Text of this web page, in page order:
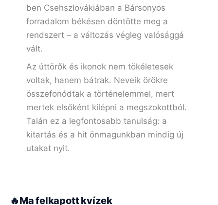
ben Csehszlovákiában a Bársonyos
forradalom békésen döntötte meg a
rendszert – a változás végleg valósággá
vált.
Az úttörők és ikonok nem tökéletesek
voltak, hanem bátrak. Neveik örökre
összefonódtak a történelemmel, mert
mertek elsőként kilépni a megszokottból.
Talán ez a legfontosabb tanulság: a
kitartás és a hit önmagunkban mindig új
utakat nyit.
🔥Ma felkapott kvízek